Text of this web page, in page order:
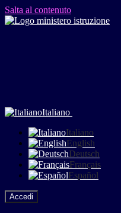
Salta al contenuto
Italiano
Italiano
English
Deutsch
Français
Español
Accedi